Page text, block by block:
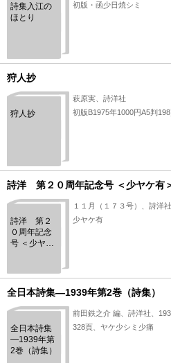
詩集入江の
ほとり
初版・函少日焼シミ
狩人抄
狩人抄
萩原実、詩洋社
初版B1975年1000円A5判
詩洋 第２０周年記念号 ＜少ヤケ有
詩洋 第２
０周年記念
号 ＜少ヤケ
１１月（１７３号）、詩洋
少ヤケ有
全日本詩集―1939年第2巻（詩集）
全日本詩集
―1939年第
2巻（詩集）
前田鉄之介 編、詩洋社、
328頁、ヤケ少シミ少痛